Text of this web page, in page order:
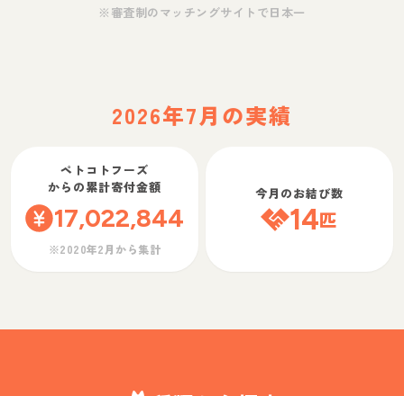
※審査制のマッチングサイトで日本一
2026年7月の実績
ペトコトフーズ
からの累計寄付金額
17,022,844
※2020年2月から集計
今月のお結び数
14匹